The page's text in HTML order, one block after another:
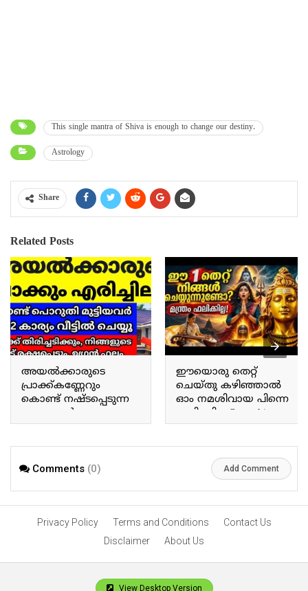
This single mantra of Shiva is enough to change our destiny.
Astrology
Share
Related Posts
അയൽക്കാരുടെ
പ്രാക്ക്കണ്ണേറും
കൊണ്ട് നഷ്ടപ്പെടുന്ന
കാര്യങ്ങൾ
എന്തൊക്കെയാണ്
of neighbors?
ഈയൊരു തെറ്റ്
ചെയ്തു കഴിഞ്ഞാൽ
ഓം നമശിവായ പിന്നെ
ഫലിക്കില്ല Once this
mistake is committed, ‘Om
longer yield results.
Comments (0) Add Comment
Privacy Policy Terms and Conditions
Contact Us
Disclaimer
About Us
View Desktop Version